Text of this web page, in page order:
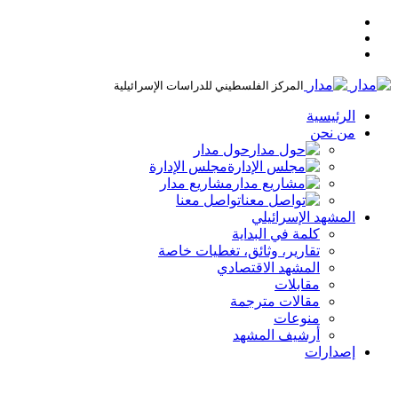
المركز الفلسطيني للدراسات الإسرائيلية
الرئيسية
من نحن
حول مدار
مجلس الإدارة
مشاريع مدار
تواصل معنا
المشهد الإسرائيلي
كلمة في البداية
تقارير، وثائق، تغطيات خاصة
المشهد الاقتصادي
مقابلات
مقالات مترجمة
منوعات
أرشيف المشهد
إصدارات